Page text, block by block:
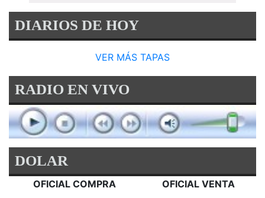
DIARIOS DE HOY
VER MÁS TAPAS
RADIO EN VIVO
DOLAR
OFICIAL COMPRA OFICIAL VENTA